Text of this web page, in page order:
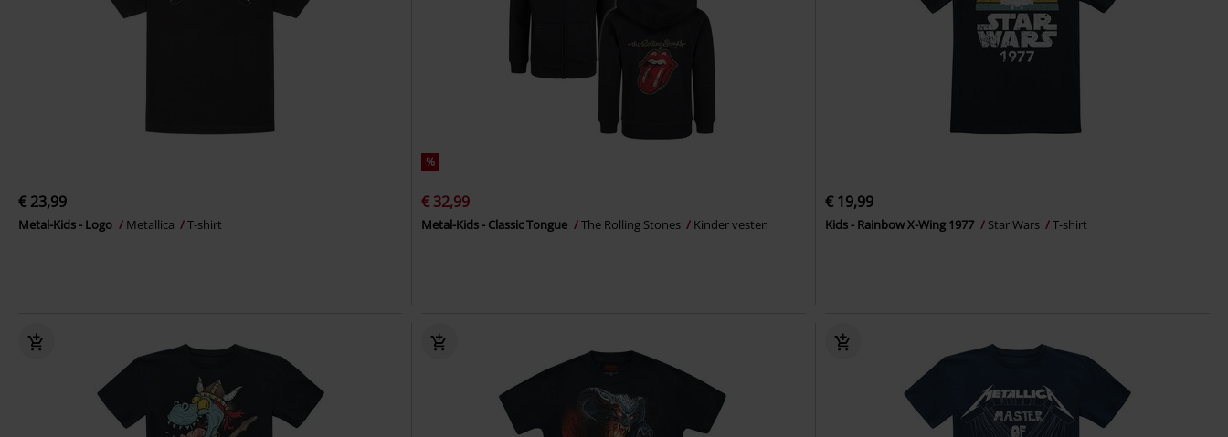
€ 23,99
Metal-Kids - Logo Metallica T-shirt
%
€ 32,99
Metal-Kids - Classic Tongue The Rolling Stones Kinder vesten
€ 19,99
Kids - Rainbow X-Wing 1977 Star Wars T-shirt